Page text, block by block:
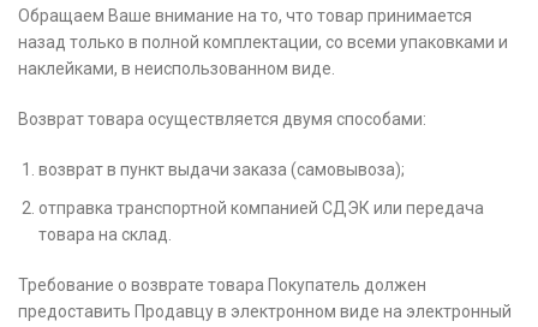
Обращаем Ваше внимание на то, что товар принимается
назад только в полной комплектации, со всеми упаковками и
наклейками, в неиспользованном виде.
Возврат товара осуществляется двумя способами:
возврат в пункт выдачи заказа (самовывоза);
отправка транспортной компанией СДЭК или передача
товара на склад.
Требование о возврате товара Покупатель должен
предоставить Продавцу в электронном виде на электронный